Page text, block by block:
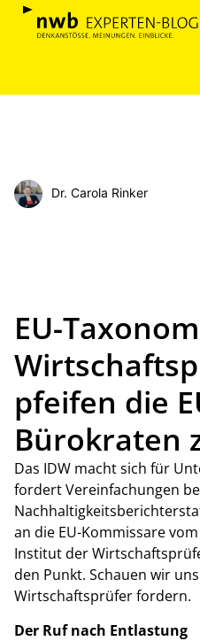
Dr. Carola Rinker
EU-
pfeifen die
Bürokraten
Das IDW macht sich für
fordert Vereinfachungen
an die EU-Kommissare
Institut der
den Punkt. Schauen wir
Wirtschaftsprüfer fordern.
Der Ruf nach Entlastung